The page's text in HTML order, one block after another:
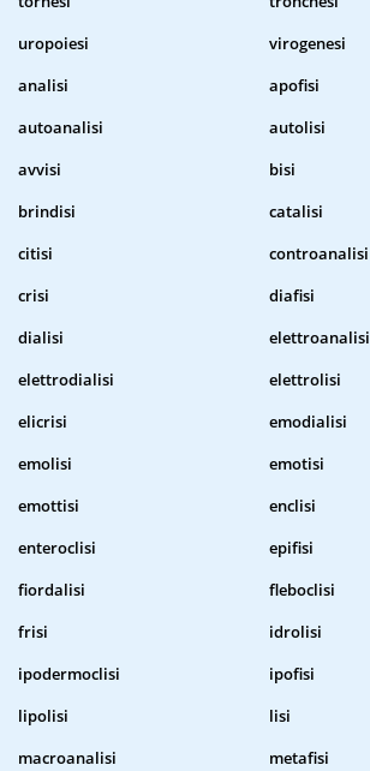
uropoiesi
virogenesi
analisi
apofisi
autoanalisi
autolisi
avvisi
bisi
brindisi
catalisi
citisi
controanalisi
crisi
diafisi
dialisi
elettroanalisi
elettrodialisi
elettrolisi
elicrisi
emodialisi
emolisi
emotisi
emottisi
enclisi
enteroclisi
epifisi
fiordalisi
fleboclisi
frisi
idrolisi
ipodermoclisi
ipofisi
lipolisi
lisi
macroanalisi
metafisi